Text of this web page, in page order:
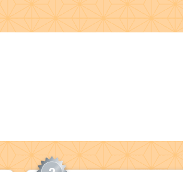
ヤキ 0歳 赤ちゃん おもちゃ 木製 つ
みき 積み木 安芸市 高知県